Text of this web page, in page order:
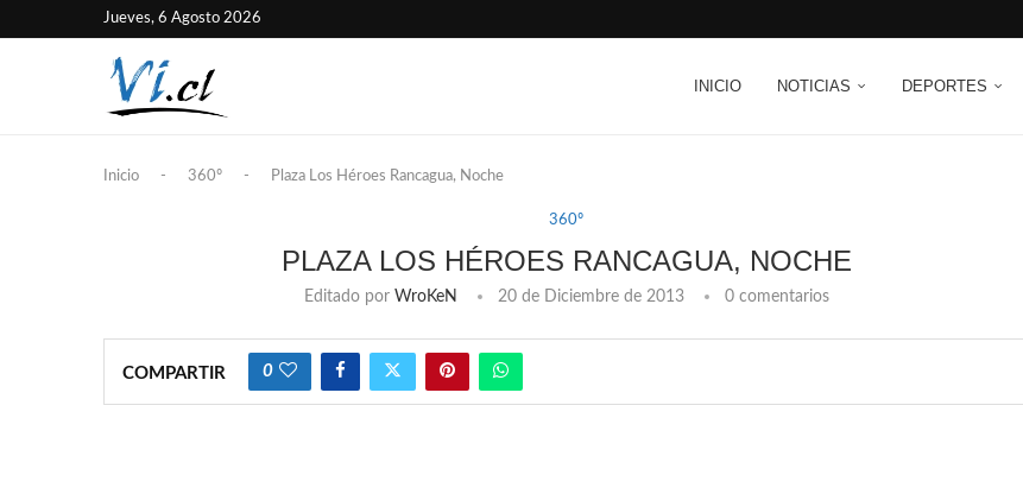
Jueves, 6 Agosto 2026
INICIO NOTICIAS DEPORTES
Inicio - 360º - Plaza Los Héroes Rancagua, Noche
360º
PLAZA LOS HÉROES RANCAGUA, NOCHE
Editado por WroKeN 20 de Diciembre de 2013 0 comentarios
COMPARTIR 0